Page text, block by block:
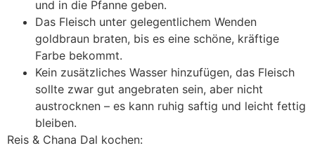
und in die Pfanne geben.
Das Fleisch unter gelegentlichem Wenden
goldbraun braten, bis es eine schöne, kräftige
Farbe bekommt.
Kein zusätzliches Wasser hinzufügen, das Fleisch
sollte zwar gut angebraten sein, aber nicht
austrocknen – es kann ruhig saftig und leicht fettig
bleiben.
Reis & Chana Dal kochen: